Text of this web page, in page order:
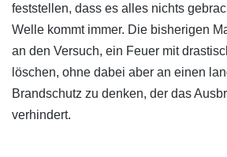
feststellen, dass es alles nichts
Welle kommt immer. Die bisherigen
an den Versuch, ein Feuer mit
löschen, ohne dabei aber an einen
Brandschutz zu denken, der das
verhindert.